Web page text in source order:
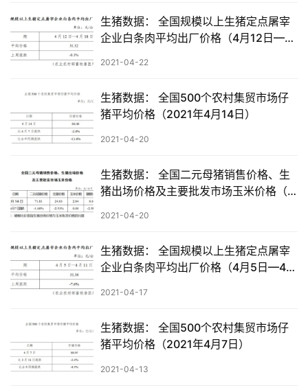
资
讯
生猪数据： 全国规模以上生猪定点屠宰
企业白条肉平均出厂价格（4月12日—4
2021-04-22
生猪数据： 全国500个农村集贸市场仔
猪平均价格（2021年4月14日）
2021-04-20
生猪数据： 全国二元母猪销售价格、生
猪出场价格及主要批发市场玉米价格（4
2021-04-20
生猪数据： 全国规模以上生猪定点屠宰
企业白条肉平均出厂价格（4月5日—4月
2021-04-17
生猪数据： 全国500个农村集贸市场仔
猪平均价格（2021年4月7日）
2021-04-13